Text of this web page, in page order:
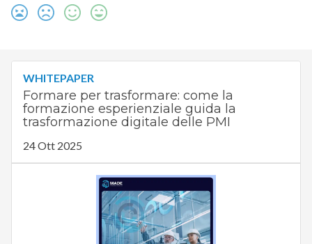
WHITEPAPER
Formare per trasformare: come la
formazione esperienziale guida la
trasformazione digitale delle PMI
24 Ott 2025